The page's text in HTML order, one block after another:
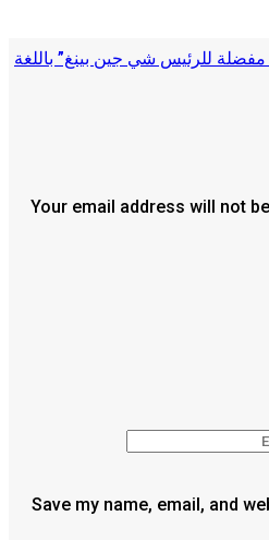
مفضلة للرئيس شي جين بينغ” باللغة
Your email address will not
Save my name, email, and